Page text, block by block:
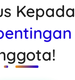
Kepada